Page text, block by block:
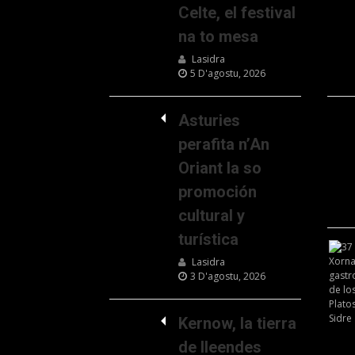
Celte, el festival
na to mesa
Lasidra
5 D'agostu, 2026
Asturies
perafita n’An
Oriant la so
promoción
cultural y
turística
Lasidra
3 D'agostu, 2026
Kernow, la tierra
de lleendes